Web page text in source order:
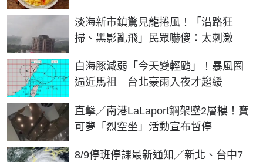
淡海新市鎮驚見龍捲風！「沿路狂
掃、黑影亂飛」民眾嚇傻：太刺激
白海豚減弱「今天變輕颱」！暴風圈
逼近馬祖 台北豪雨入夜才趨緩
直擊／南港LaLaport鋼架墜2層樓！寶
可夢「烈空坐」活動宣布暫停
8/9停班停課最新通知／新北、台中7